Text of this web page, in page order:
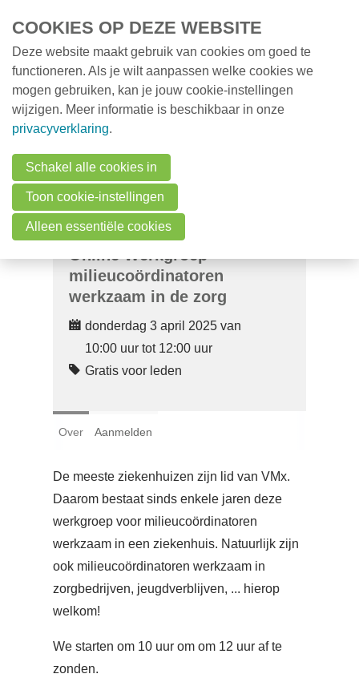
MENU
Online Werkgroep
milieucoördinatoren
werkzaam in de zorg
donderdag 3 april 2025 van
10:00 uur tot 12:00 uur
Gratis voor leden
Over Aanmelden
De meeste ziekenhuizen zijn lid van VMx.
Daarom bestaat sinds enkele jaren deze
werkgroep voor milieucoördinatoren
werkzaam in een ziekenhuis. Natuurlijk zijn
ook milieucoördinatoren werkzaam in
zorgbedrijven, jeugdverblijven, ... hierop
welkom!
We starten om 10 uur om om 12 uur af te
zonden.
Milieunieuws
Vacatures
Login
Français
COOKIES OP DEZE WEBSITE
Deze website maakt gebruik van cookies om goed te
functioneren. Als je wilt aanpassen welke cookies we
mogen gebruiken, kan je jouw cookie-instellingen
wijzigen. Meer informatie is beschikbaar in onze
privacyverklaring.
Schakel alle cookies in
Toon cookie-instellingen
Alleen essentiële cookies